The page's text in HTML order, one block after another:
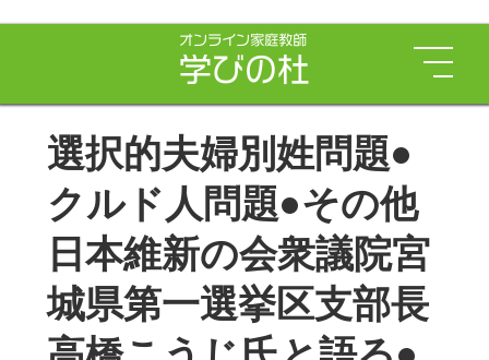
選択的夫婦別姓問題•
クルド人問題•その他
日本維新の会衆議院宮
城県第一選挙区支部長